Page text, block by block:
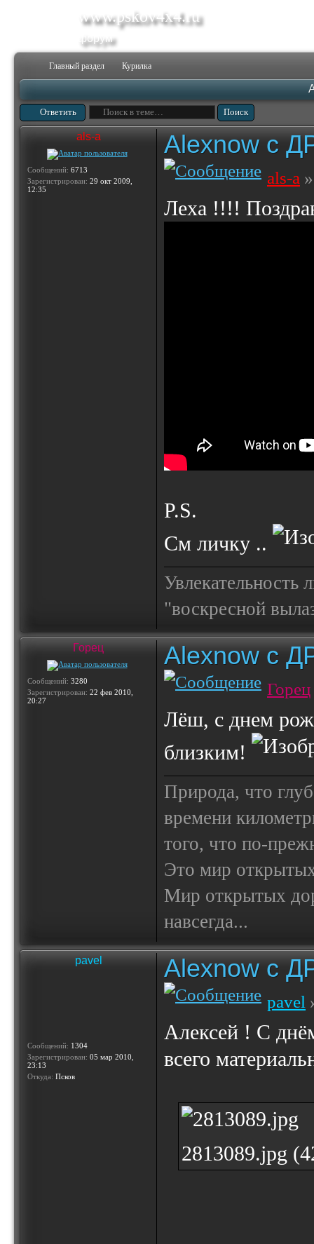
www.pskov4x4.ru
форум
Главный раздел Курилка
Ответить
als-a
Сообщений: 6713
Зарегистрирован: 29 окт 2009,
12:35
Alexnow c
als-a
Леха !!!!
P.S.
См личку ..
Увлекательность
"воскресной
Горец
Сообщений: 3280
Зарегистрирован: 22 фев 2010,
20:27
Alexnow c
Горец
Лёш, с днем
близким!
Природа, что
времени
того, что по-
Это мир
Мир открытых
навсегда...
pavel
Сообщений: 1304
Зарегистрирован: 05 мар 2010,
23:13
Откуда: Псков
Alexnow c
pavel
Алексей ! С
всего
2813089.jpg